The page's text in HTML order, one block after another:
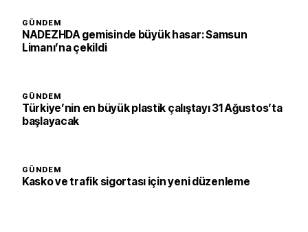
GÜNDEM
NADEZHDA gemisinde büyük hasar: Samsun
Limanı’na çekildi
GÜNDEM
Türkiye’nin en büyük plastik çalıştayı 31 Ağustos’ta
başlayacak
GÜNDEM
Kasko ve trafik sigortası için yeni düzenleme